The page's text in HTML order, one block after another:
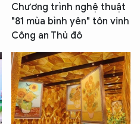
Chương trình nghệ thuật
"81 mùa bình yên" tôn vinh
Công an Thủ đô